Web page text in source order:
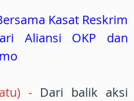
Kasat Reskrim
Aliansi OKP dan
- Dari balik aksi